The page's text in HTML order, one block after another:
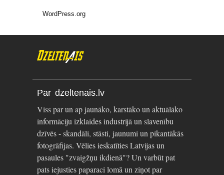
WordPress.org
Par dzeltenais.lv
Viss par un ap jaunāko, karstāko un aktuālāko
informāciju izklaides industrijā un slavenību
dzīvēs - skandāli, stāsti, jaunumi un pikantākās
fotogrāfijas. Vēlies ieskatīties Latvijas un
pasaules "zvaigžņu ikdienā"? Un varbūt pat
pats iejusties paparaci lomā un ziņot par